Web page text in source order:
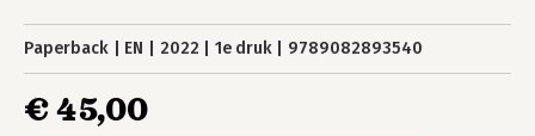
Paperback EN 2022 1e druk 9789082893540
€ 45,00